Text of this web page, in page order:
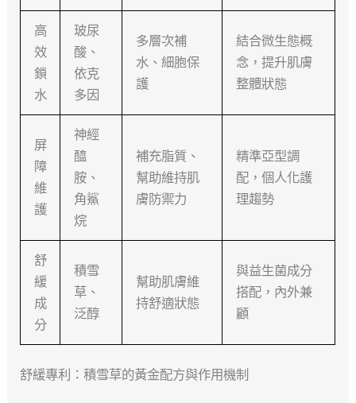
高
效
鎖
水
玻尿
酸、
依克
多因
多層次補
水、細胞保
護
結合微生態概
念，提升肌膚
整體狀態
屏
障
維
護
神經
醯
胺、
角鯊
烷
補充脂質、
幫助維持肌
膚防禦力
精準亞型調
配，個人化護
理趨勢
舒
緩
成
分
積雪
草、
泛醇
幫助肌膚維
持舒適狀態
與益生菌成分
搭配，內外兼
顧
舒緩專利：積雪草的黃金配方與作用機制